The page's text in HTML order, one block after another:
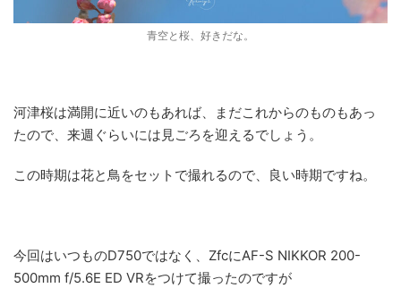
青空と桜、好きだな。
河津桜は満開に近いのもあれば、まだこれからのものもあっ
たので、来週ぐらいには見ごろを迎えるでしょう。
この時期は花と鳥をセットで撮れるので、良い時期ですね。
今回はいつものD750ではなく、ZfcにAF-S NIKKOR 200-
500mm f/5.6E ED VRをつけて撮ったのですが